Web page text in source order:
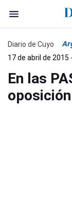
Diario de Cuyo
17 de abril de 2015
En las